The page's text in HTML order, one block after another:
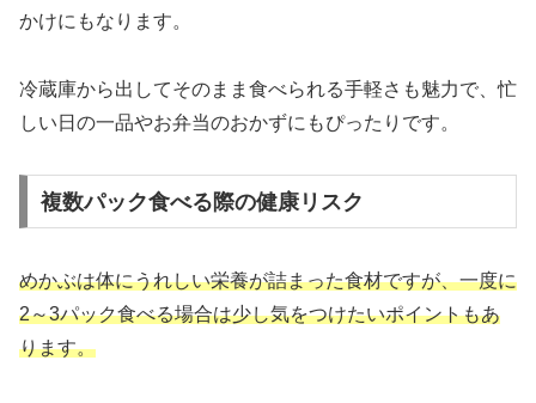
かけにもなります。
冷蔵庫から出してそのまま食べられる手軽さも魅力で、忙
しい日の一品やお弁当のおかずにもぴったりです。
複数パック食べる際の健康リスク
めかぶは体にうれしい栄養が詰まった食材ですが、一度に
2～3パック食べる場合は少し気をつけたいポイントもあ
ります。